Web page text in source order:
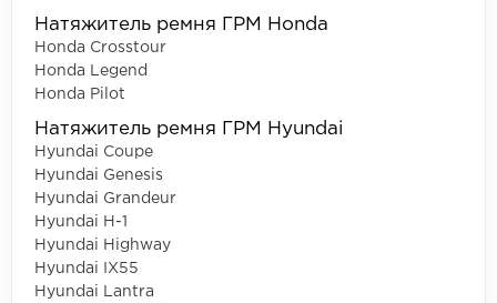
Натяжитель ремня ГРМ Honda
Honda Crosstour
Honda Legend
Honda Pilot
Натяжитель ремня ГРМ Hyundai
Hyundai Coupe
Hyundai Genesis
Hyundai Grandeur
Hyundai H-1
Hyundai Highway
Hyundai IX55
Hyundai Lantra